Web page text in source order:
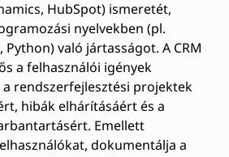
HubSpot) ismeretét,
nyelvekben (pl.
Python) való jártasságot. A CRM
a felhasználói igények
rendszerfejlesztési projektek
hibák elhárításáért és a
Emellett
dokumentálja a